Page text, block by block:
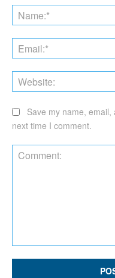
Save my name,
next time I comment.